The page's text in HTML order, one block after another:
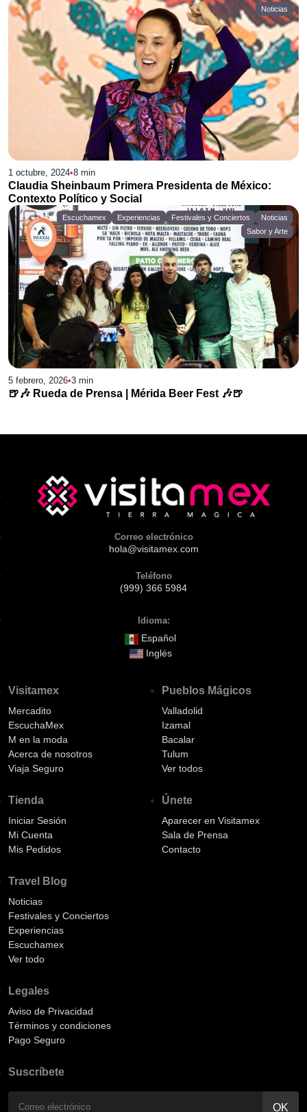
Noticias
1 octubre, 2024•8 min
Claudia Sheinbaum Primera Presidenta de México:
Contexto Político y Social
Escuchamex Experiencias Festivales y Conciertos
Noticias
Sabor y Arte
5 febrero, 2026•3 min
🍺🎶 Rueda de Prensa | Mérida Beer Fest 🎶🍺
Correo electrónico
hola@visitamex.com
Teléfono
(999) 366 5984
Idioma:
Español
Inglés
Visitamex
Mercadito
EscuchaMex
M en la moda
Acerca de nosotros
Viaja Seguro
Tienda
Iniciar Sesión
Mi Cuenta
Mis Pedidos
Pueblos Mágicos
Valladolid
Izamal
Bacalar
Tulum
Ver todos
Únete
Aparecer en Visitamex
Sala de Prensa
Contacto
Travel Blog
Noticias
Festivales y Conciertos
Experiencias
Escuchamex
Ver todo
Legales
Aviso de Privacidad
Términos y condiciones
Pago Seguro
Suscríbete